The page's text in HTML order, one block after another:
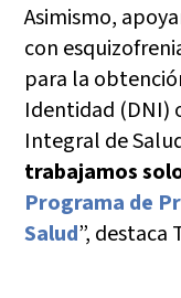
Asimismo,
con
para la
Identidad (DNI)
Integral de
trabajamos
Programa de
Salud”, destaca